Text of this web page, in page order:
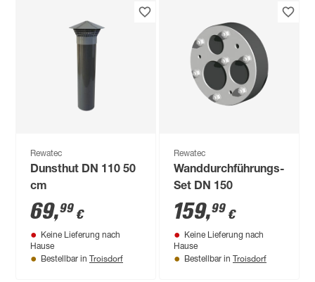
Rewatec
Dunsthut DN 110 50
cm
69,99 €
Keine Lieferung nach
Hause
Bestellbar in Troisdorf
Rewatec
Wanddurchführungs-
Set DN 150
159,99 €
Keine Lieferung nach
Hause
Bestellbar in Troisdorf